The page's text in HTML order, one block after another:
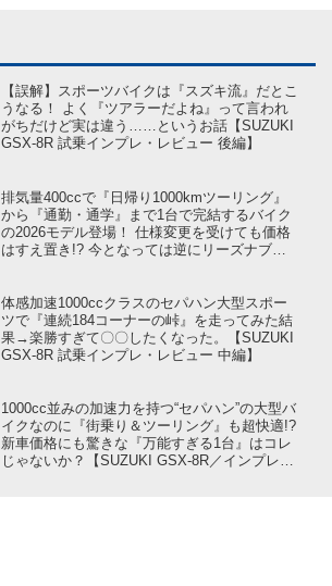
【誤解】スポーツバイクは『スズキ流』だとこ
うなる！ よく『ツアラーだよね』って言われ
がちだけど実は違う……というお話【SUZUKI
GSX-8R 試乗インプレ・レビュー 後編】
排気量400ccで『日帰り1000kmツーリング』
から『通勤・通学』まで1台で完結するバイク
の2026モデル登場！ 仕様変更を受けても価格
はすえ置き!? 今となっては逆にリーズナブル
体感加速1000ccクラスのセパハン大型スポー
ツで『連続184コーナーの峠』を走ってみた結
果→楽勝すぎて〇〇したくなった。【SUZUKI
GSX-8R 試乗インプレ・レビュー 中編】
1000cc並みの加速力を持つ“セパハン”の大型バ
イクなのに『街乗り＆ツーリング』も超快適!?
新車価格にも驚きな『万能すぎる1台』はコレ
じゃないか？【SUZUKI GSX-8R／インプレ・